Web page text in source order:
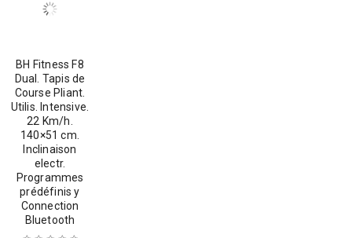
BH Fitness F8
Dual. Tapis de
Course Pliant.
Utilis. Intensive.
22 Km/h.
140×51 cm.
Inclinaison
electr.
Programmes
prédéfinis y
Connection
Bluetooth